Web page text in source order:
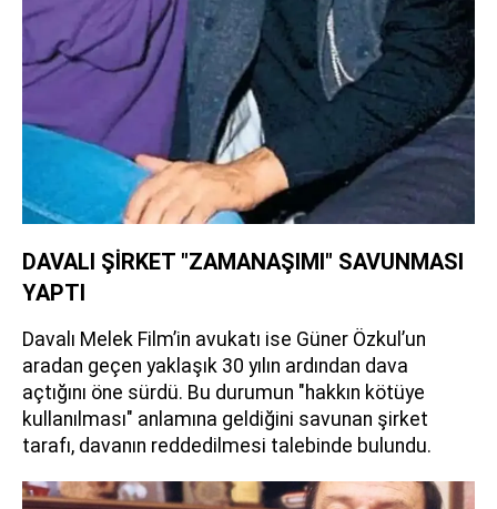
DAVALI ŞİRKET "ZAMANAŞIMI" SAVUNMASI
YAPTI
Davalı Melek Film’in avukatı ise Güner Özkul’un
aradan geçen yaklaşık 30 yılın ardından dava
açtığını öne sürdü. Bu durumun "hakkın kötüye
kullanılması" anlamına geldiğini savunan şirket
tarafı, davanın reddedilmesi talebinde bulundu.